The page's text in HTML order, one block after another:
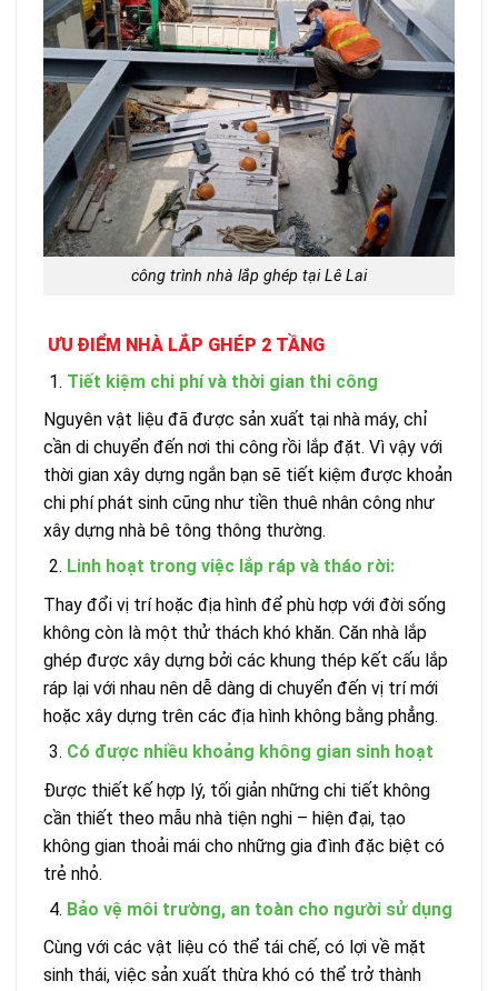
công trình nhà lắp ghép tại Lê Lai
ƯU ĐIỂM NHÀ LẮP GHÉP 2 TẦNG
Tiết kiệm chi phí và thời gian thi công
Nguyên vật liệu đã được sản xuất tại nhà máy, chỉ
cần di chuyển đến nơi thi công rồi lắp đặt. Vì vậy với
thời gian xây dựng ngắn bạn sẽ tiết kiệm được khoản
chi phí phát sinh cũng như tiền thuê nhân công như
xây dựng nhà bê tông thông thường.
Linh hoạt trong việc lắp ráp và tháo rời:
Thay đổi vị trí hoặc địa hình để phù hợp với đời sống
không còn là một thử thách khó khăn. Căn nhà lắp
ghép được xây dựng bởi các khung thép kết cấu lắp
ráp lại với nhau nên dễ dàng di chuyển đến vị trí mới
hoặc xây dựng trên các địa hình không bằng phẳng.
Có được nhiều khoảng không gian sinh hoạt
Được thiết kế hợp lý, tối giản những chi tiết không
cần thiết theo mẫu nhà tiện nghi – hiện đại, tạo
không gian thoải mái cho những gia đình đặc biệt có
trẻ nhỏ.
Bảo vệ môi trường, an toàn cho người sử dụng
Cùng với các vật liệu có thể tái chế, có lợi về mặt
sinh thái, việc sản xuất thừa khó có thể trở thành